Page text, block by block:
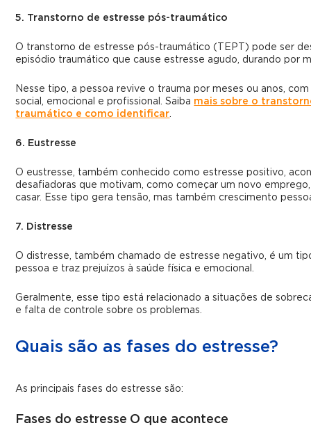
5. Transtorno de estresse pós-traumático
O transtorno de estresse pós-traumático (TEPT) pode ser
episódio traumático que cause estresse agudo, durando por
Nesse tipo, a pessoa revive o trauma por meses ou anos,
social, emocional e profissional. Saiba mais sobre o
traumático e como identificar.
6. Eustresse
O eustresse, também conhecido como estresse positivo,
desafiadoras que motivam, como começar um novo
casar. Esse tipo gera tensão, mas também crescimento
7. Distresse
O distresse, também chamado de estresse negativo, é um
pessoa e traz prejuízos à saúde física e emocional.
Geralmente, esse tipo está relacionado a situações de
e falta de controle sobre os problemas.
Quais são as fases do estresse?
As principais fases do estresse são:
Fases do estresse O que acontece